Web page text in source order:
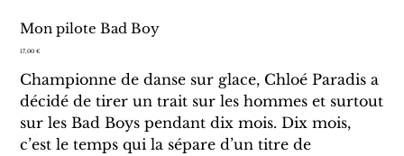
Mon pilote Bad Boy
Prix
17,00 €
Championne de danse sur glace, Chloé Paradis a
décidé de tirer un trait sur les hommes et surtout
sur les Bad Boys pendant dix mois. Dix mois,
c’est le temps qui la sépare d’un titre de